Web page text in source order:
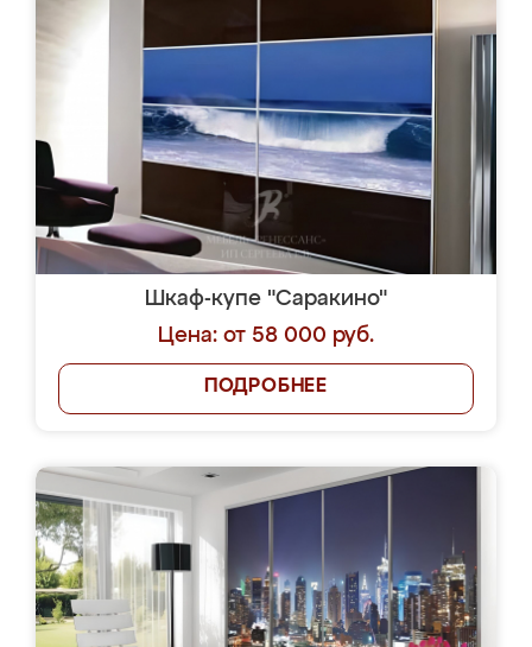
Шкаф-купе "Саракино"
Цена: от 58 000 руб.
ПОДРОБНЕЕ